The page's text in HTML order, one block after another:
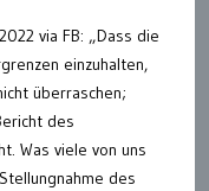
via FB: „Dass die
einzuhalten,
überraschen;
des
Was viele von uns
des